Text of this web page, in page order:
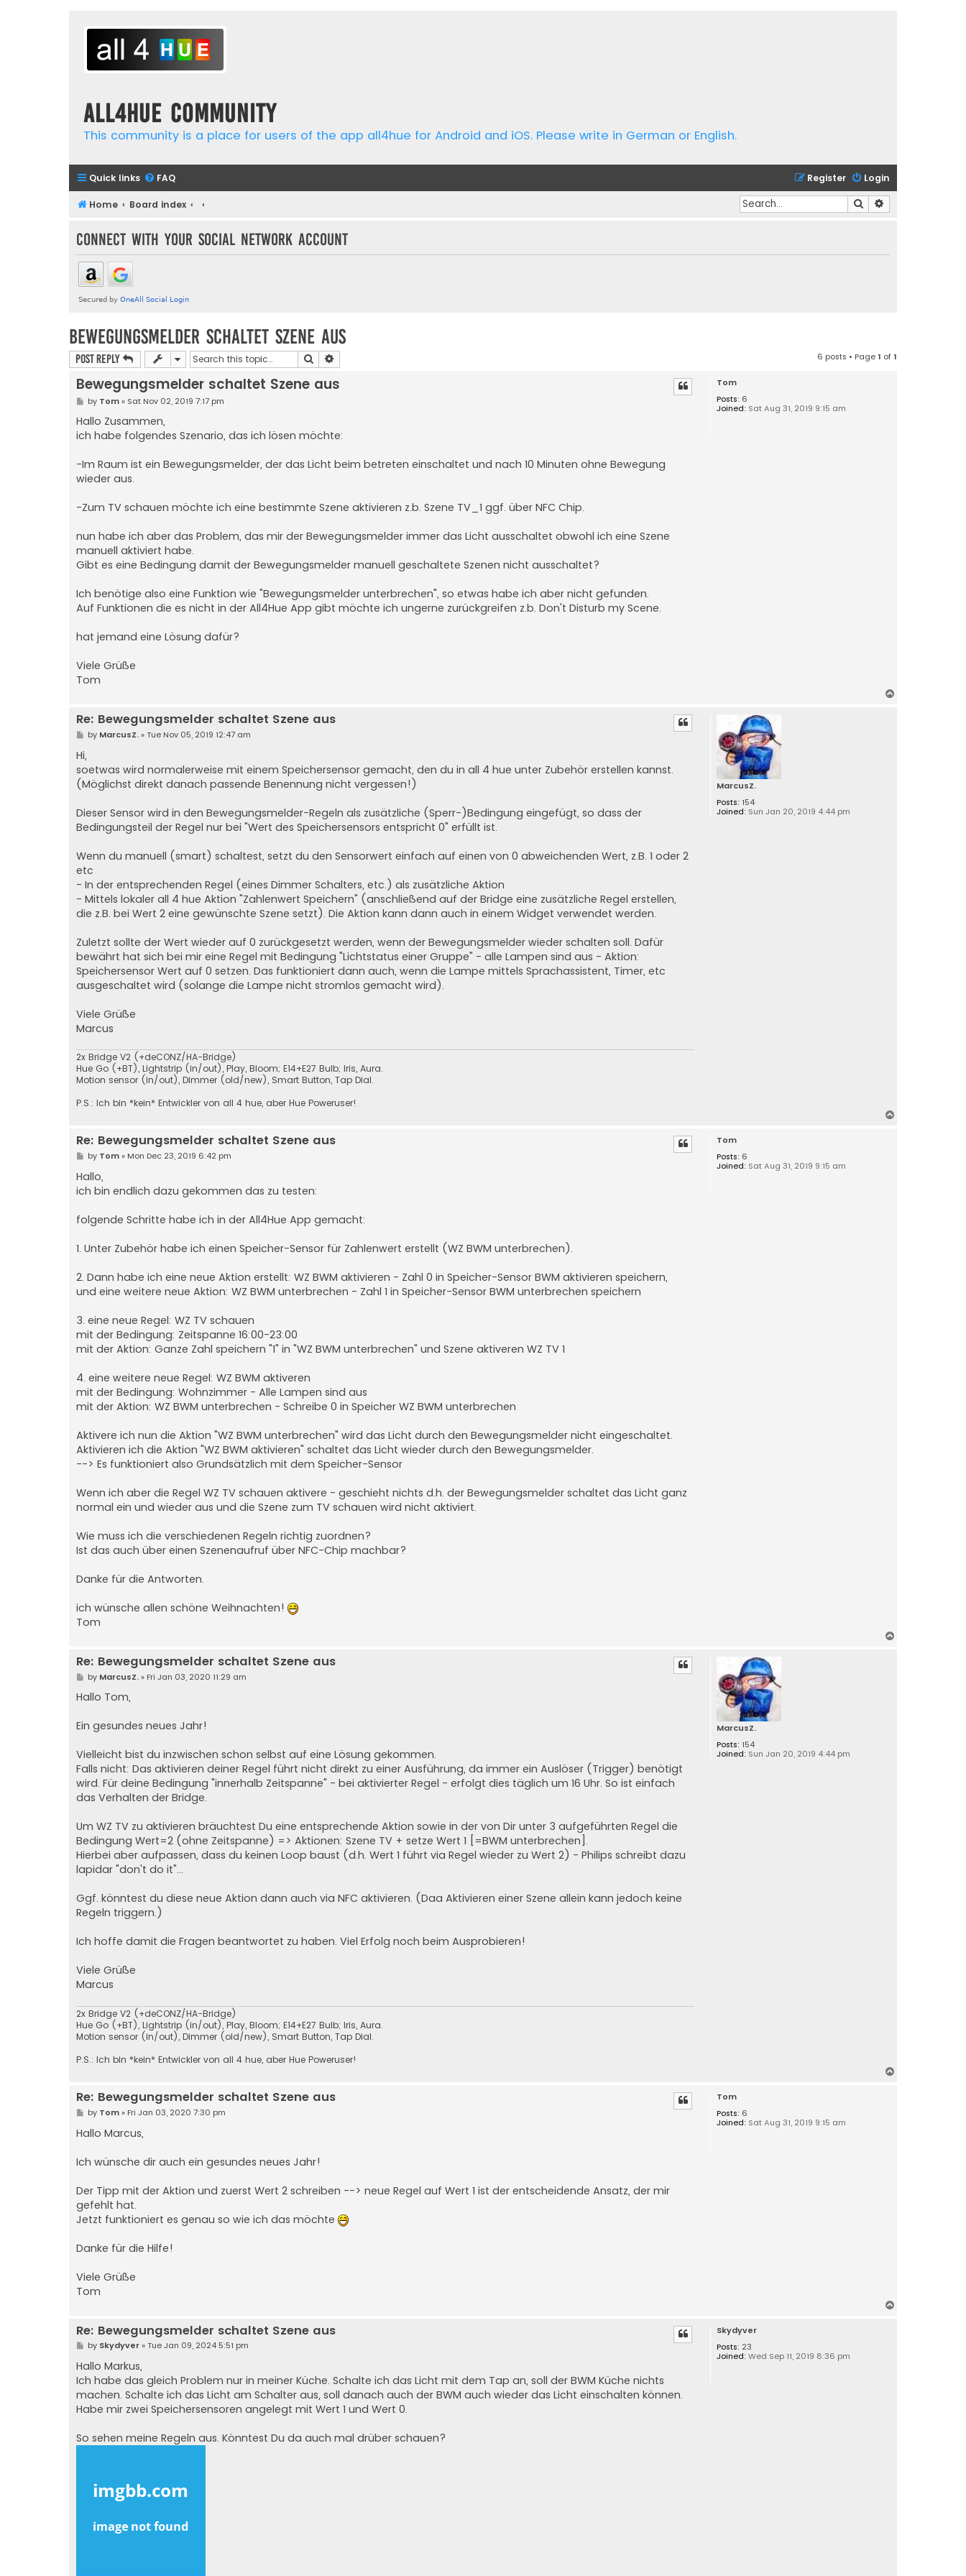
all4hue Community
This community is a place for users of the app all4hue for Android and iOS. Please write in German or English.
Quick links FAQ Login
Register
Home Board index Search
Connect with your social network account
Bewegungsmelder schaltet Szene aus
Post Reply Search 6 posts • Page1 of1
Tom
Posts: 6
Joined: Sat Aug 31, 2019 9:15 am
Bewegungsmelder schaltet Szene aus
P
s
t
by Tom» Sat Nov 02, 2019 7:17 pm
Hallo Zusammen,
ich habe folgendes Szenario, das ich lösen möchte:
-Im Raum ist ein Bewegungsmelder, der das Licht beim betreten einschaltet und nach 10 Minuten ohne Bewegung
wieder aus.
-Zum TV schauen möchte ich eine bestimmte Szene aktivieren z.b. Szene TV_1 ggf. über NFC Chip.
nun habe ich aber das Problem, das mir der Bewegungsmelder immer das Licht ausschaltet obwohl ich eine Szene
manuell aktiviert habe.
Gibt es eine Bedingung damit der Bewegungsmelder manuell geschaltete Szenen nicht ausschaltet?
Ich benötige also eine Funktion wie "Bewegungsmelder unterbrechen", so etwas habe ich aber nicht gefunden.
Auf Funktionen die es nicht in der All4Hue App gibt möchte ich ungerne zurückgreifen z.b. Don't Disturb my Scene.
hat jemand eine Lösung dafür?
Viele Grüße
Tom
MarcusZ.
Posts: 154
Joined: Sun Jan 20, 2019 4:44 pm
Re: Bewegungsmelder schaltet Szene aus
P
t
by MarcusZ.» Tue Nov 05, 2019 12:47 am
Hi,
soetwas wird normalerweise mit einem Speichersensor gemacht, den du in all 4 hue unter Zubehör erstellen kannst.
(Möglichst direkt danach passende Benennung nicht vergessen!)
Dieser Sensor wird in den Bewegungsmelder-Regeln als zusätzliche (Sperr-)Bedingung eingefügt, so dass der
Bedingungsteil der Regel nur bei "Wert des Speichersensors entspricht 0" erfüllt ist.
Wenn du manuell (smart) schaltest, setzt du den Sensorwert einfach auf einen von 0 abweichenden Wert, z.B. 1 oder 2
etc
- In der entsprechenden Regel (eines Dimmer Schalters, etc.) als zusätzliche Aktion
- Mittels lokaler all 4 hue Aktion "Zahlenwert Speichern" (anschließend auf der Bridge eine zusätzliche Regel erstellen,
die z.B. bei Wert 2 eine gewünschte Szene setzt). Die Aktion kann dann auch in einem Widget verwendet werden.
Zuletzt sollte der Wert wieder auf 0 zurückgesetzt werden, wenn der Bewegungsmelder wieder schalten soll. Dafür
bewährt hat sich bei mir eine Regel mit Bedingung "Lichtstatus einer Gruppe" - alle Lampen sind aus - Aktion:
Speichersensor Wert auf 0 setzen. Das funktioniert dann auch, wenn die Lampe mittels Sprachassistent, Timer, etc
ausgeschaltet wird (solange die Lampe nicht stromlos gemacht wird).
Viele Grüße
Marcus
2x Bridge V2 (+deCONZ/HA-Bridge)
Hue Go (+BT), Lightstrip (in/out), Play, Bloom; E14+E27 Bulb; Iris, Aura.
Motion sensor (in/out), Dimmer (old/new), Smart Button, Tap Dial.
P.S.: Ich bin *kein* Entwickler von all 4 hue, aber Hue Poweruser!
Tom
Posts: 6
Joined: Sat Aug 31, 2019 9:15 am
Re: Bewegungsmelder schaltet Szene aus
P
s
t
by Tom» Mon Dec 23, 2019 6:42 pm
Hallo,
ich bin endlich dazu gekommen das zu testen:
folgende Schritte habe ich in der All4Hue App gemacht:
1. Unter Zubehör habe ich einen Speicher-Sensor für Zahlenwert erstellt (WZ BWM unterbrechen).
2. Dann habe ich eine neue Aktion erstellt: WZ BWM aktivieren - Zahl 0 in Speicher-Sensor BWM aktivieren speichern,
und eine weitere neue Aktion: WZ BWM unterbrechen - Zahl 1 in Speicher-Sensor BWM unterbrechen speichern
3. eine neue Regel: WZ TV schauen
mit der Bedingung: Zeitspanne 16:00-23:00
mit der Aktion: Ganze Zahl speichern "1" in "WZ BWM unterbrechen" und Szene aktiveren WZ TV 1
4. eine weitere neue Regel: WZ BWM aktiveren
mit der Bedingung: Wohnzimmer - Alle Lampen sind aus
mit der Aktion: WZ BWM unterbrechen - Schreibe 0 in Speicher WZ BWM unterbrechen
Aktivere ich nun die Aktion "WZ BWM unterbrechen" wird das Licht durch den Bewegungsmelder nicht eingeschaltet.
Aktivieren ich die Aktion "WZ BWM aktivieren" schaltet das Licht wieder durch den Bewegungsmelder.
--> Es funktioniert also Grundsätzlich mit dem Speicher-Sensor
Wenn ich aber die Regel WZ TV schauen aktivere - geschieht nichts d.h. der Bewegungsmelder schaltet das Licht ganz
normal ein und wieder aus und die Szene zum TV schauen wird nicht aktiviert.
Wie muss ich die verschiedenen Regeln richtig zuordnen?
Ist das auch über einen Szenenaufruf über NFC-Chip machbar?
Danke für die Antworten.
ich wünsche allen schöne Weihnachten!
Tom
MarcusZ.
Posts: 154
Joined: Sun Jan 20, 2019 4:44 pm
Re: Bewegungsmelder schaltet Szene aus
P
s
t
by MarcusZ.» Fri Jan 03, 2020 11:29 am
Hallo Tom,
Ein gesundes neues Jahr!
Vielleicht bist du inzwischen schon selbst auf eine Lösung gekommen.
Falls nicht: Das aktivieren deiner Regel führt nicht direkt zu einer Ausführung, da immer ein Auslöser (Trigger) benötigt
wird. Für deine Bedingung "innerhalb Zeitspanne" - bei aktivierter Regel - erfolgt dies täglich um 16 Uhr. So ist einfach
das Verhalten der Bridge.
Um WZ TV zu aktivieren bräuchtest Du eine entsprechende Aktion sowie in der von Dir unter 3 aufgeführten Regel die
Bedingung Wert=2 (ohne Zeitspanne) => Aktionen: Szene TV + setze Wert 1 [=BWM unterbrechen].
Hierbei aber aufpassen, dass du keinen Loop baust (d.h. Wert 1 führt via Regel wieder zu Wert 2) - Philips schreibt dazu
lapidar "don't do it"...
Ggf. könntest du diese neue Aktion dann auch via NFC aktivieren. (Daa Aktivieren einer Szene allein kann jedoch keine
Regeln triggern.)
Ich hoffe damit die Fragen beantwortet zu haben. Viel Erfolg noch beim Ausprobieren!
Viele Grüße
Marcus
2x Bridge V2 (+deCONZ/HA-Bridge)
Hue Go (+BT), Lightstrip (in/out), Play, Bloom; E14+E27 Bulb; Iris, Aura.
Motion sensor (in/out), Dimmer (old/new), Smart Button, Tap Dial.
P.S.: Ich bin *kein* Entwickler von all 4 hue, aber Hue Poweruser!
Tom
Posts: 6
Joined: Sat Aug 31, 2019 9:15 am
Re: Bewegungsmelder schaltet Szene aus
P
s
t
by Tom» Fri Jan 03, 2020 7:30 pm
Hallo Marcus,
Ich wünsche dir auch ein gesundes neues Jahr!
Der Tipp mit der Aktion und zuerst Wert 2 schreiben --> neue Regel auf Wert 1 ist der entscheidende Ansatz, der mir
gefehlt hat.
Jetzt funktioniert es genau so wie ich das möchte
Danke für die Hilfe!
Viele Grüße
Tom
Skydyver
Posts: 23
Joined: Wed Sep 11, 2019 8:36 pm
Re: Bewegungsmelder schaltet Szene aus
P
s
t
by Skydyver» Tue Jan 09, 2024 5:51 pm
Hallo Markus,
Ich habe das gleich Problem nur in meiner Küche. Schalte ich das Licht mit dem Tap an, soll der BWM Küche nichts
machen. Schalte ich das Licht am Schalter aus, soll danach auch der BWM auch wieder das Licht einschalten können.
Habe mir zwei Speichersensoren angelegt mit Wert 1 und Wert 0.
So sehen meine Regeln aus. Könntest Du da auch mal drüber schauen?